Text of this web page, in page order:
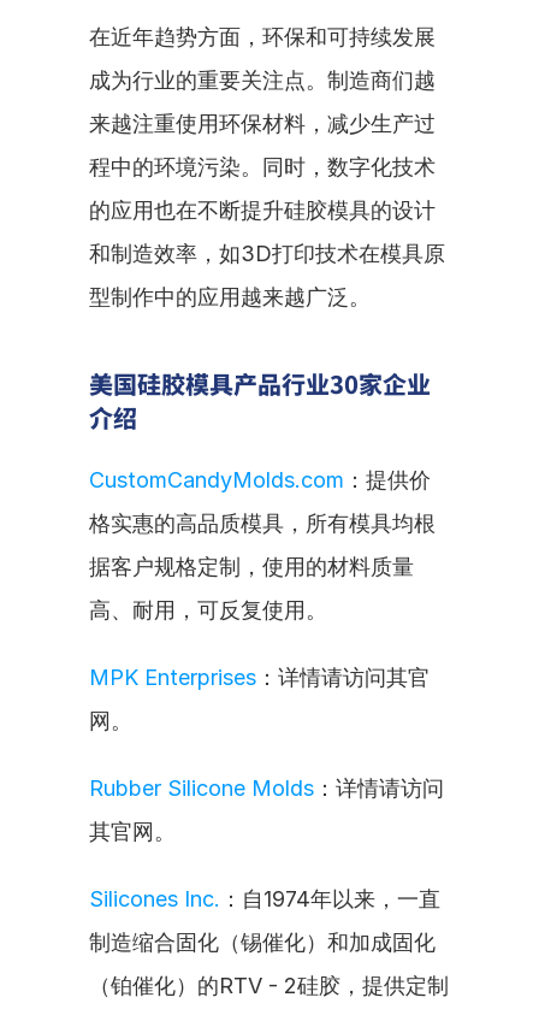
在近年趋势方面，环保和可持续发展
成为行业的重要关注点。制造商们越
来越注重使用环保材料，减少生产过
程中的环境污染。同时，数字化技术
的应用也在不断提升硅胶模具的设计
和制造效率，如3D打印技术在模具原
型制作中的应用越来越广泛。
美国硅胶模具产品行业30家企业
介绍
CustomCandyMolds.com ：提供价
格实惠的高品质模具，所有模具均根
据客户规格定制，使用的材料质量
高、耐用，可反复使用。
MPK Enterprises ：详情请访问其官
网。
Rubber Silicone Molds ：详情请访问
其官网。
Silicones Inc. ：自1974年以来，一直
制造缩合固化（锡催化）和加成固化
（铂催化）的RTV - 2硅胶，提供定制